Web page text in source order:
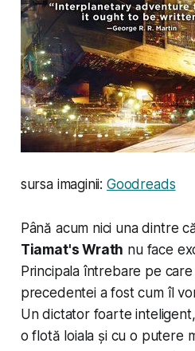
sursa imaginii: Goodreads
Până acum nici una dintre
Tiamat's Wrath nu face
Principala întrebare pe
precedentei a fostcum îl
Un dictator foarte
o flotă loiala și cu o putere